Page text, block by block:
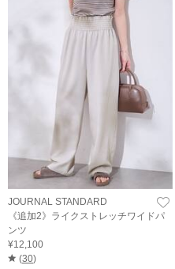
JOURNAL STANDARD
《追加2》ライクストレッチワイドパ
ンツ
¥12,100
(30)